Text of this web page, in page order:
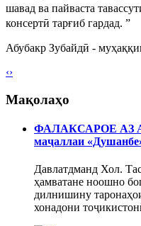
шавад ва пайваста
консертӣ тарғиб гардад. ”
Абубакр Зубайдӣ -
‹›
Мақолаҳо
ФАЛАКСАРОЕ АЗ
маҷаллаи
Давлатдманд Хол.
ҳамватане ноошно
дилнишину
хонадони